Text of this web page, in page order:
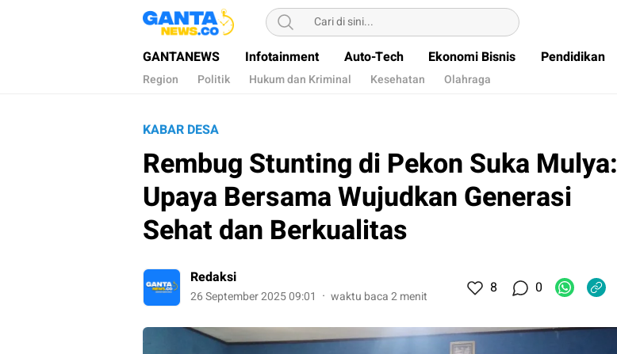
Gantanews
Informasi Membangun Bangsa
GANTANEWS Infotainment Auto-Tech Ekonomi Bisnis Pendidikan
Region Politik Hukum dan Kriminal Kesehatan Olahraga
KABAR DESA
Rembug Stunting di Pekon Suka Mulya:
Upaya Bersama Wujudkan Generasi
Sehat dan Berkualitas
Redaksi
26 September 2025 09:01 waktu baca 2 menit 8 0